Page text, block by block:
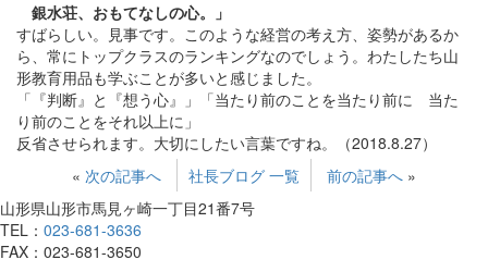
銀水荘、おもてなしの心。」
すばらしい。見事です。このような経営の考え方、姿勢があるか
ら、常にトップクラスのランキングなのでしょう。わたしたち山
形教育用品も学ぶことが多いと感じました。
「『判断』と『想う心』」「当たり前のことを当たり前に 当た
り前のことをそれ以上に」
反省させられます。大切にしたい言葉ですね。（2018.8.27）
« 次の記事へ 社長ブログ 一覧 前の記事へ »
山形県山形市馬見ヶ崎一丁目21番7号
TEL： 023-681-3636
FAX：023-681-3650